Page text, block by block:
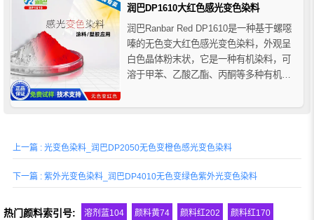
性颜料组合从一...
润巴DP1610大红色感光变色染料
润巴Ranbar Red DP1610是一种基于螺噁
嗪的无色变大红色感光变色染料，外观呈
白色晶体粉末状，它是一种有机染料，可
溶于甲苯、乙酸乙酯、丙酮等多种有机溶
的照射下会变成大红色，去除紫外线光照
上一篇 : 光变色染料_润巴DP2050无色变橙色感光变色染料
下一篇 : 紫外光变色染料_润巴DP4010无色变绿色紫外光变色染料
热门颜料索引号: 溶剂蓝104 颜料黄74 颜料红202 颜料红170